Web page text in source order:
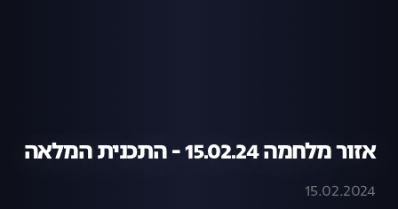
אזור מלחמה 15.02.24 - התכנית המלאה
15.02.2024